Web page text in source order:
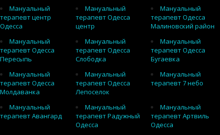
Мануальный
терапевт центр
Одесса
Мануальный
терапевт Одесса
центр
Мануальный
терапевт Одесса
Малиновский район
Мануальный
терапевт Одесса
Пересыпь
Мануальный
терапевт Одесса
Слободка
Мануальный
терапевт Одесса
Бугаевка
Мануальный
терапевт Одесса
Молдаванка
Мануальный
терапевт Одесса
Лепоселок
Мануальный
терапевт 7 небо
Мануальный
терапевт Авангард
Мануальный
терапевт Радужный
Одесса
Мануальный
терапевт Артвиль
Одесса